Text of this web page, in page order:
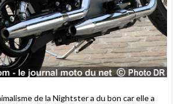
de la Nightster a du bon car elle a